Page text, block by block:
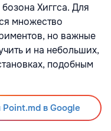
Хиггса. Для
множество
но важные
и на небольших,
подобным
в Google